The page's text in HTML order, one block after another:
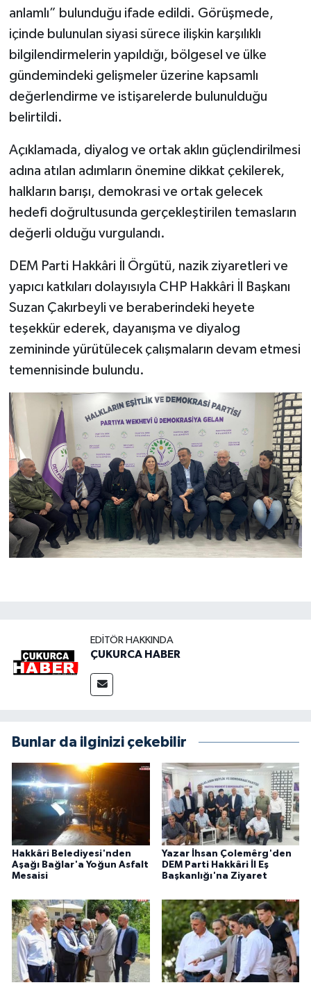
anlamlı” bulunduğu ifade edildi. Görüşmede,
içinde bulunulan siyasi sürece ilişkin karşılıklı
bilgilendirmelerin yapıldığı, bölgesel ve ülke
gündemindeki gelişmeler üzerine kapsamlı
değerlendirme ve istişarelerde bulunulduğu
belirtildi.
Açıklamada, diyalog ve ortak aklın güçlendirilmesi
adına atılan adımların önemine dikkat çekilerek,
halkların barışı, demokrasi ve ortak gelecek
hedefi doğrultusunda gerçekleştirilen temasların
değerli olduğu vurgulandı.
DEM Parti Hakkâri İl Örgütü, nazik ziyaretleri ve
yapıcı katkıları dolayısıyla CHP Hakkâri İl Başkanı
Suzan Çakırbeyli ve beraberindeki heyete
teşekkür ederek, dayanışma ve diyalog
zemininde yürütülecek çalışmaların devam etmesi
temennisinde bulundu.
EDITÖR HAKKINDA
ÇUKURCA HABER
Bunlar da ilginizi çekebilir
Hakkâri Belediyesi'nden
Aşağı Bağlar'a Yoğun Asfalt
Mesaisi
Yazar İhsan Çolemêrg'den
DEM Parti Hakkâri İl Eş
Başkanlığı'na Ziyaret